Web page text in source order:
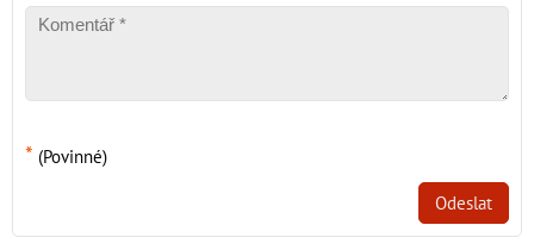
* (Povinné)
Odeslat